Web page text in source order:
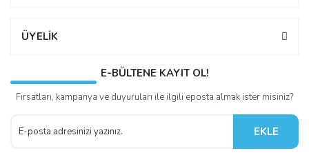
ÜYELİK
E-BÜLTENE KAYIT OL!
Fırsatları, kampanya ve duyuruları ile ilgili eposta almak ister misiniz?
EKLE